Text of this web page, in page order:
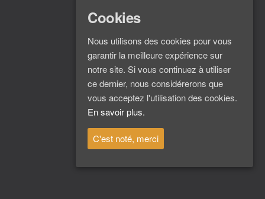
Cookies
Nous utilisons des cookies pour vous
garantir la meilleure expérience sur
notre site. Si vous continuez à utiliser
ce dernier, nous considérerons que
vous acceptez l'utilisation des cookies.
En savoir plus.
C'est noté, merci